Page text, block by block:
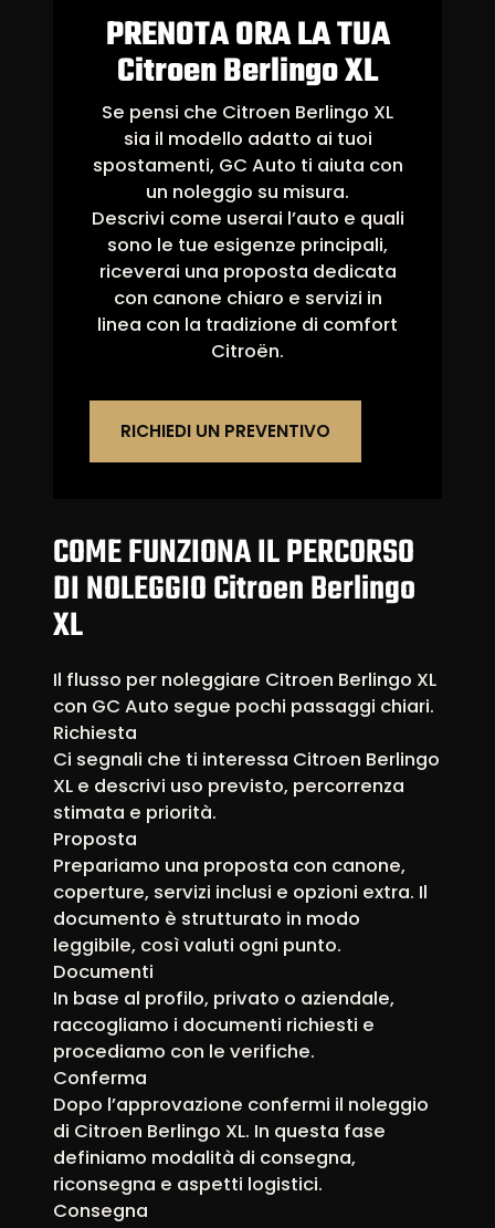
PRENOTA ORA LA TUA
Citroen Berlingo XL
Se pensi che Citroen Berlingo XL
sia il modello adatto ai tuoi
spostamenti, GC Auto ti aiuta con
un noleggio su misura.
Descrivi come userai l’auto e quali
sono le tue esigenze principali,
riceverai una proposta dedicata
con canone chiaro e servizi in
linea con la tradizione di comfort
Citroën.
RICHIEDI UN PREVENTIVO
COME FUNZIONA IL PERCORSO
DI NOLEGGIO Citroen Berlingo
XL
Il flusso per noleggiare Citroen Berlingo XL
con GC Auto segue pochi passaggi chiari.
Richiesta
Ci segnali che ti interessa Citroen Berlingo
XL e descrivi uso previsto, percorrenza
stimata e priorità.
Proposta
Prepariamo una proposta con canone,
coperture, servizi inclusi e opzioni extra. Il
documento è strutturato in modo
leggibile, così valuti ogni punto.
Documenti
In base al profilo, privato o aziendale,
raccogliamo i documenti richiesti e
procediamo con le verifiche.
Conferma
Dopo l’approvazione confermi il noleggio
di Citroen Berlingo XL. In questa fase
definiamo modalità di consegna,
riconsegna e aspetti logistici.
Consegna